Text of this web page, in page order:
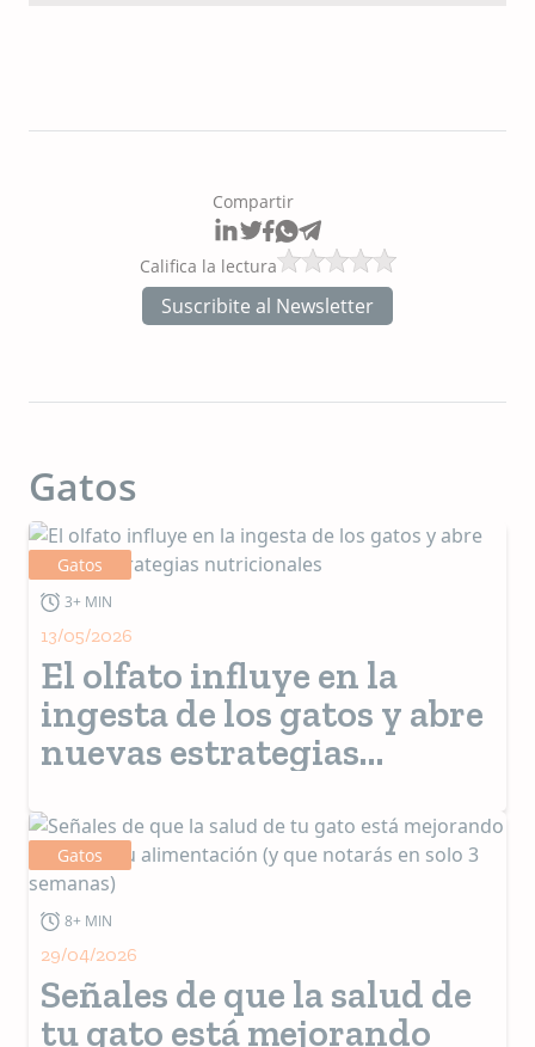
Compartir
Califica la lectura
Suscribite al Newsletter
Gatos
Gatos
3+ MIN
13/05/2026
El olfato influye en la
ingesta de los gatos y abre
nuevas estrategias
Gatos
8+ MIN
29/04/2026
Señales de que la salud de
tu gato está mejorando